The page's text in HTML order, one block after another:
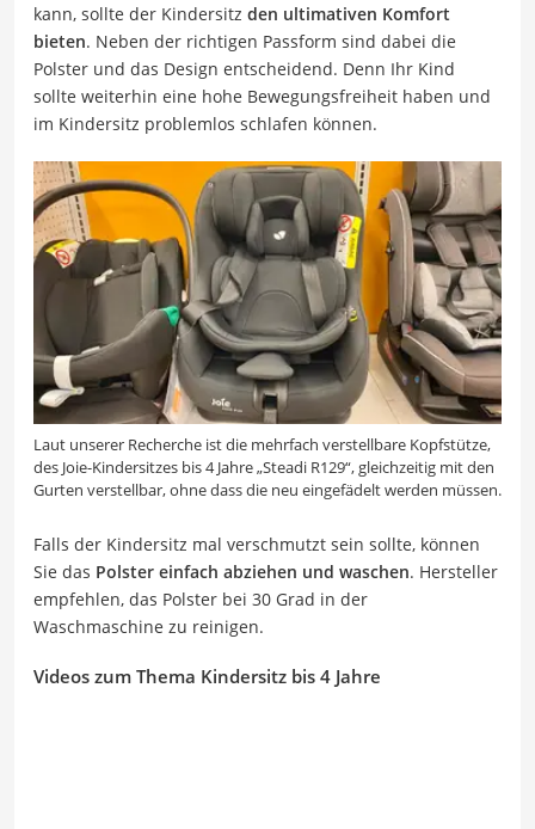
kann, sollte der Kindersitz den ultimativen Komfort
bieten. Neben der richtigen Passform sind dabei die
Polster und das Design entscheidend. Denn Ihr Kind
sollte weiterhin eine hohe Bewegungsfreiheit haben und
im Kindersitz problemlos schlafen können.
Laut unserer Recherche ist die mehrfach verstellbare Kopfstütze,
des Joie-Kindersitzes bis 4 Jahre „Steadi R129“, gleichzeitig mit den
Gurten verstellbar, ohne dass die neu eingefädelt werden müssen.
Falls der Kindersitz mal verschmutzt sein sollte, können
Sie das Polster einfach abziehen und waschen. Hersteller
empfehlen, das Polster bei 30 Grad in der
Waschmaschine zu reinigen.
Videos zum Thema Kindersitz bis 4 Jahre